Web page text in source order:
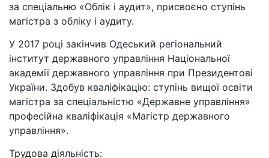
за спеціальню «Облік і аудит», присвоєно ступінь
магістра з обліку і аудиту.
У 2017 році закінчив Одеський регіональний
інститут державного управління Національної
академії державного управління при Президентові
України. Здобув кваліфікацію: ступінь вищої освіти
магістра за спеціальністю «Державне управління»
професійна кваліфікація «Магістр державного
управління».
Трудова діяльність: